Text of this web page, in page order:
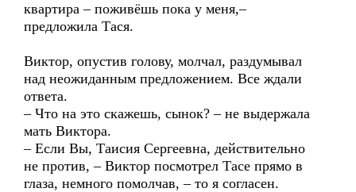
квартира – поживёшь пока у меня,–
предложила Тася.
Виктор, опустив голову, молчал, раздумывал
над неожиданным предложением. Все ждали
ответа.
– Что на это скажешь, сынок? – не выдержала
мать Виктора.
– Если Вы, Таисия Сергеевна, действительно
не против, – Виктор посмотрел Тасе прямо в
глаза, немного помолчав, – то я согласен.